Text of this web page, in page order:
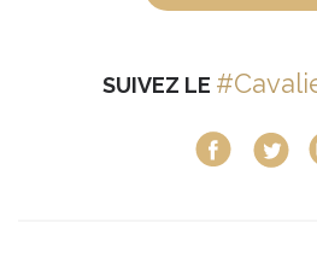
SUIVEZ LE